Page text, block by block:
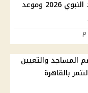
موقف ترحيل إجازة المولد النبوي 2026 وموعد
المساجد والتعيين
بالقاهرة